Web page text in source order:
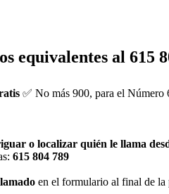
equivalentes al 615
✅ No más 900, para el Número
o localizar quién le llama
615 804 789
en el formulario al final de la